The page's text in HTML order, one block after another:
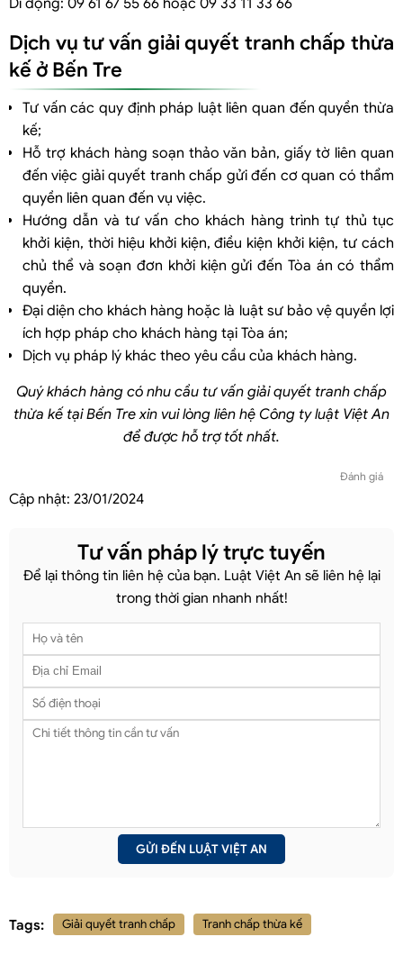
Dịch vụ tư vấn giải quyết tranh chấp thừa
kế ở Bến Tre
Tư vấn các quy định pháp luật liên quan đến quyền thừa
kế;
Hỗ trợ khách hàng soạn thảo văn bản, giấy tờ liên quan
đến việc giải quyết tranh chấp gửi đến cơ quan có thẩm
quyền liên quan đến vụ việc.
Hướng dẫn và tư vấn cho khách hàng trình tự thủ tục
khởi kiện, thời hiệu khởi kiện, điều kiện khởi kiện, tư cách
chủ thể và soạn đơn khởi kiện gửi đến Tòa án có thẩm
quyền.
Đại diện cho khách hàng hoặc là luật sư bảo vệ quyền lợi
ích hợp pháp cho khách hàng tại Tòa án;
Dịch vụ pháp lý khác theo yêu cầu của khách hàng.
Quý khách hàng có nhu cầu tư vấn giải quyết tranh chấp
thừa kế tại Bến Trexin vui lòng liên hệ Công ty luật Việt An
để được hỗ trợ tốt nhất.
Đánh giá
Cập nhật: 23/01/2024
Tư vấn pháp lý trực tuyến
Để lại thông tin liên hệ của bạn. Luật Việt An sẽ liên hệ lại
trong thời gian nhanh nhất!
Tags: Giải quyết tranh chấp Tranh chấp thừa kế